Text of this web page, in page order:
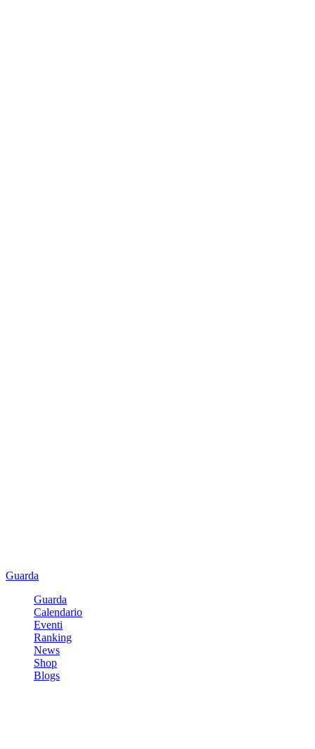
Guarda
Guarda
Calendario
Eventi
Ranking
News
Shop
Blogs